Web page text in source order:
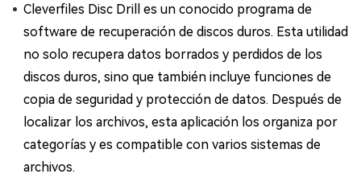
Cleverfiles Disc Drill es un conocido programa de
software de recuperación de discos duros. Esta utilidad
no solo recupera datos borrados y perdidos de los
discos duros, sino que también incluye funciones de
copia de seguridad y protección de datos. Después de
localizar los archivos, esta aplicación los organiza por
categorías y es compatible con varios sistemas de
archivos.